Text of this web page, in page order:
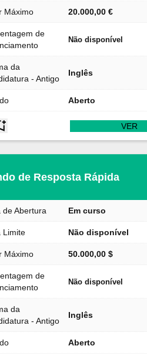
Máximo 20.000,00 €
de
Não disponível
da
- Antigo
Inglês
Aberto
VER
de Resposta Rápida
de Abertura Em curso
Limite Não disponível
Máximo 50.000,00 $
de
Não disponível
da
- Antigo
Inglês
Aberto